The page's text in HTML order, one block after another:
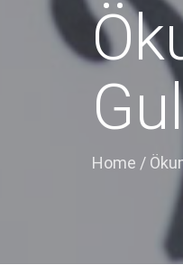
Home /